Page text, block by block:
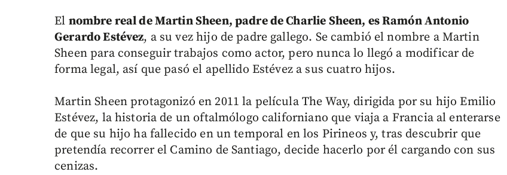
El nombre real de Martin Sheen, padre de Charlie Sheen, es Ramón Antonio
Gerardo Estévez, a su vez hijo de padre gallego. Se cambió el nombre a Martin
Sheen para conseguir trabajos como actor, pero nunca lo llegó a modificar de
forma legal, así que pasó el apellido Estévez a sus cuatro hijos.
Martin Sheen protagonizó en 2011 la película The Way, dirigida por su hijo Emilio
Estévez, la historia de un oftalmólogo californiano que viaja a Francia al enterarse
de que su hijo ha fallecido en un temporal en los Pirineos y, tras descubrir que
pretendía recorrer el Camino de Santiago, decide hacerlo por él cargando con sus
cenizas.